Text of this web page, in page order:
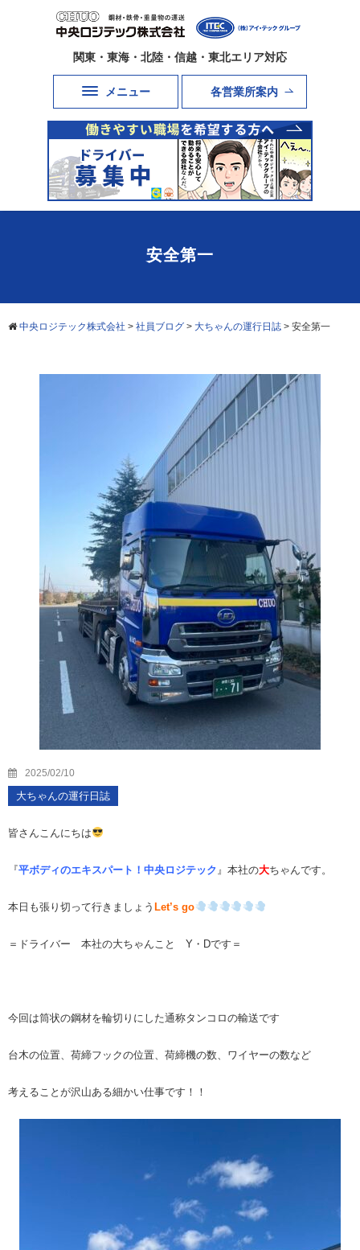
関東・東海・北陸・信越・東北エリア対応
メニュー 各営業所案内
安全第一
中央ロジテック株式会社 > 社員ブログ > 大ちゃんの運行日誌 > 安全第一
2025/02/10
大ちゃんの運行日誌
皆さんこんにちは
『平ボディのエキスパート！中央ロジテック』本社の大ちゃんです。
本日も張り切って行きましょう Let’s go
＝ドライバー 本社の大ちゃんこと Y・Dです＝
今回は筒状の鋼材を輪切りにした通称タンコロの輸送です
台木の位置、荷締フックの位置、荷締機の数、ワイヤーの数など
考えることが沢山ある細かい仕事です！！